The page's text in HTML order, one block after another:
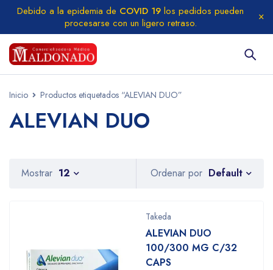
Debido a la epidemia de COVID 19 los pedidos pueden
procesarse con un ligero retraso.
Inicio Productos etiquetados “ALEVIAN DUO”
ALEVIAN DUO
Ordenar por Default
Mostrar 12
Takeda
ALEVIAN DUO
100/300 MG C/32
CAPS